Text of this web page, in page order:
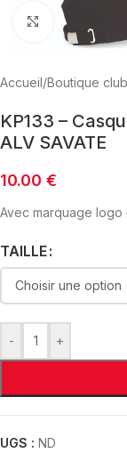
Click to
Accueil/Boutique club
KP133 –
ALV SAVATE
10.00 €
Avec marquage logo
TAILLE
- +
UGS : ND